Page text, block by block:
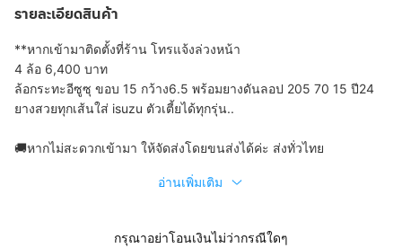
รายละเอียดสินค้า
**หากเข้ามาติดตั้งที่ร้าน โทรแจ้งล่วงหน้า
4 ล้อ 6,400 บาท
ล้อกระทะอีซูซุ ขอบ 15 กว้าง6.5 พร้อมยางดันลอป 205 70 15 ปี24
ยางสวยทุกเส้นใส่ isuzu ตัวเตี้ยได้ทุกรุ่น..
🚚หากไม่สะดวกเข้ามา ให้จัดส่งโดยขนส่งได้ค่ะ ส่งทั่วไทย
อ่านเพิ่มเติม
กรุณาอย่าโอนเงินไม่ว่ากรณีใดๆ